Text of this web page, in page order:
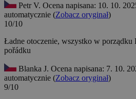
Petr V. Ocena napisana: 10. 10.
automatycznie (Zobacz oryginał)
10/10
Ładne otoczenie, wszystko w porządku
pořádku
Blanka J. Ocena napisana: 7. 10.
automatycznie (Zobacz oryginał)
9/10